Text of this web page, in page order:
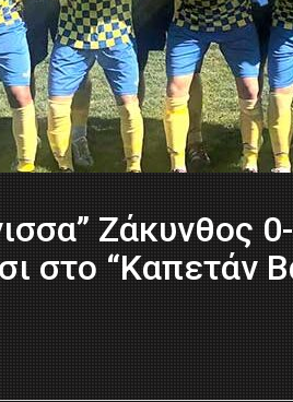
Ζάκυνθος
στο “Καπετάν